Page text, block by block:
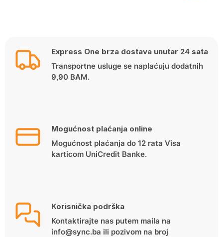
Express One brza dostava unutar 24 sata
Transportne usluge se naplaćuju dodatnih
9,90 BAM.
Mogućnost plaćanja online
Mogućnost plaćanja do 12 rata Visa
karticom UniCredit Banke.
Korisnička podrška
Kontaktirajte nas putem maila na
info@sync.ba ili pozivom na broj